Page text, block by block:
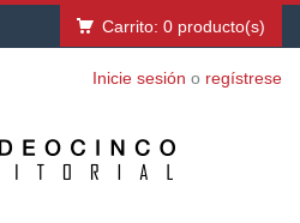
Carrito: 0 producto(s)
Inicie sesión o regístrese